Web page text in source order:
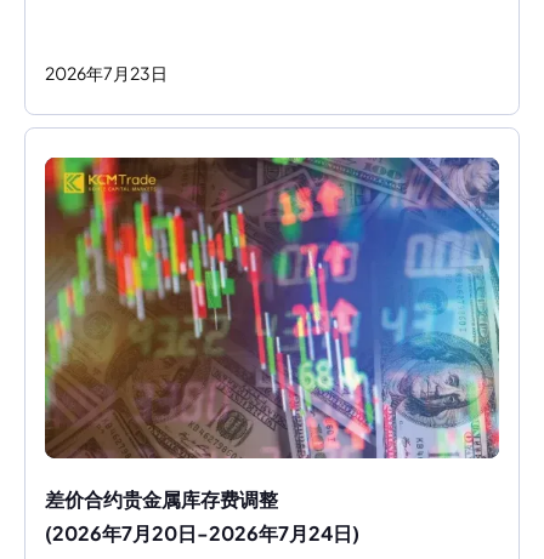
2026年7 月 23日
差价合约贵金属库存费调整
(2026年7月20日-2026年7月24日)